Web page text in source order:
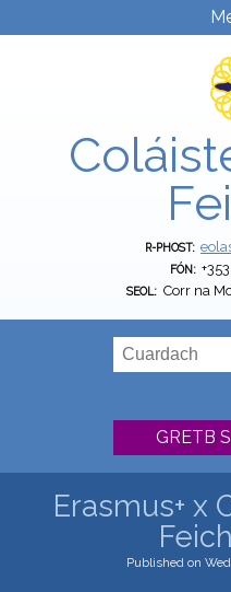
R-PHOST:
FÓN:
SEOL: Corr na
GRETB
Erasmus+ x
Published on